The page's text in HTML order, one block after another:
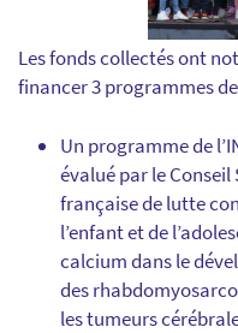
Les fonds collectés ont
financer 3 programmes
Un programme de
évalué par le Conseil
française de lutte
l’enfant et de
calcium dans le
des
les tumeurs